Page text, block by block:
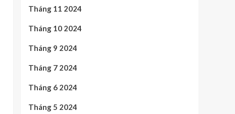
Tháng 11 2024
Tháng 10 2024
Tháng 9 2024
Tháng 7 2024
Tháng 6 2024
Tháng 5 2024